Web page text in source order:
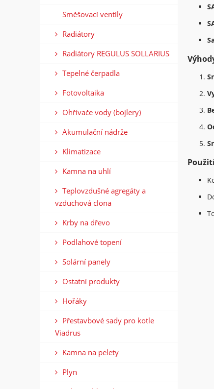
Směšovací ventily
Radiátory
Radiátory REGULUS SOLLARIUS
Tepelné čerpadla
Fotovoltaika
Ohřívače vody (bojlery)
Akumulační nádrže
Klimatizace
Kamna na uhlí
Teplovzdušné agregáty a
vzduchová clona
Krby na dřevo
Podlahové topení
Solární panely
Ostatní produkty
Hořáky
Přestavbové sady pro kotle
Viadrus
Kamna na pelety
Plyn